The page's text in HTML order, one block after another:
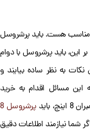
مناسب هست. باید پرشروسل
این، باید پرشروسل با دوام
به نظر ساده بیایند و
این مسائل اقدام به خرید
باید
پرشروسل 8
شما نیازمند اطلاعات دقیق